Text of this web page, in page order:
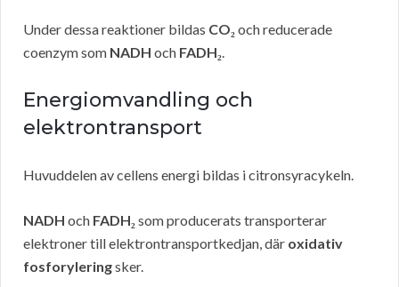
Under dessa reaktioner bildas CO₂ och reducerade
coenzym som NADH och FADH₂
Energiomvandling och
elektrontransport
Huvuddelen av cellens energi bildas i citronsyracykeln.
NADH och FADH₂ som producerats transporterar
elektroner till elektrontransportkedjan, där oxidativ
fosforyleringsker.